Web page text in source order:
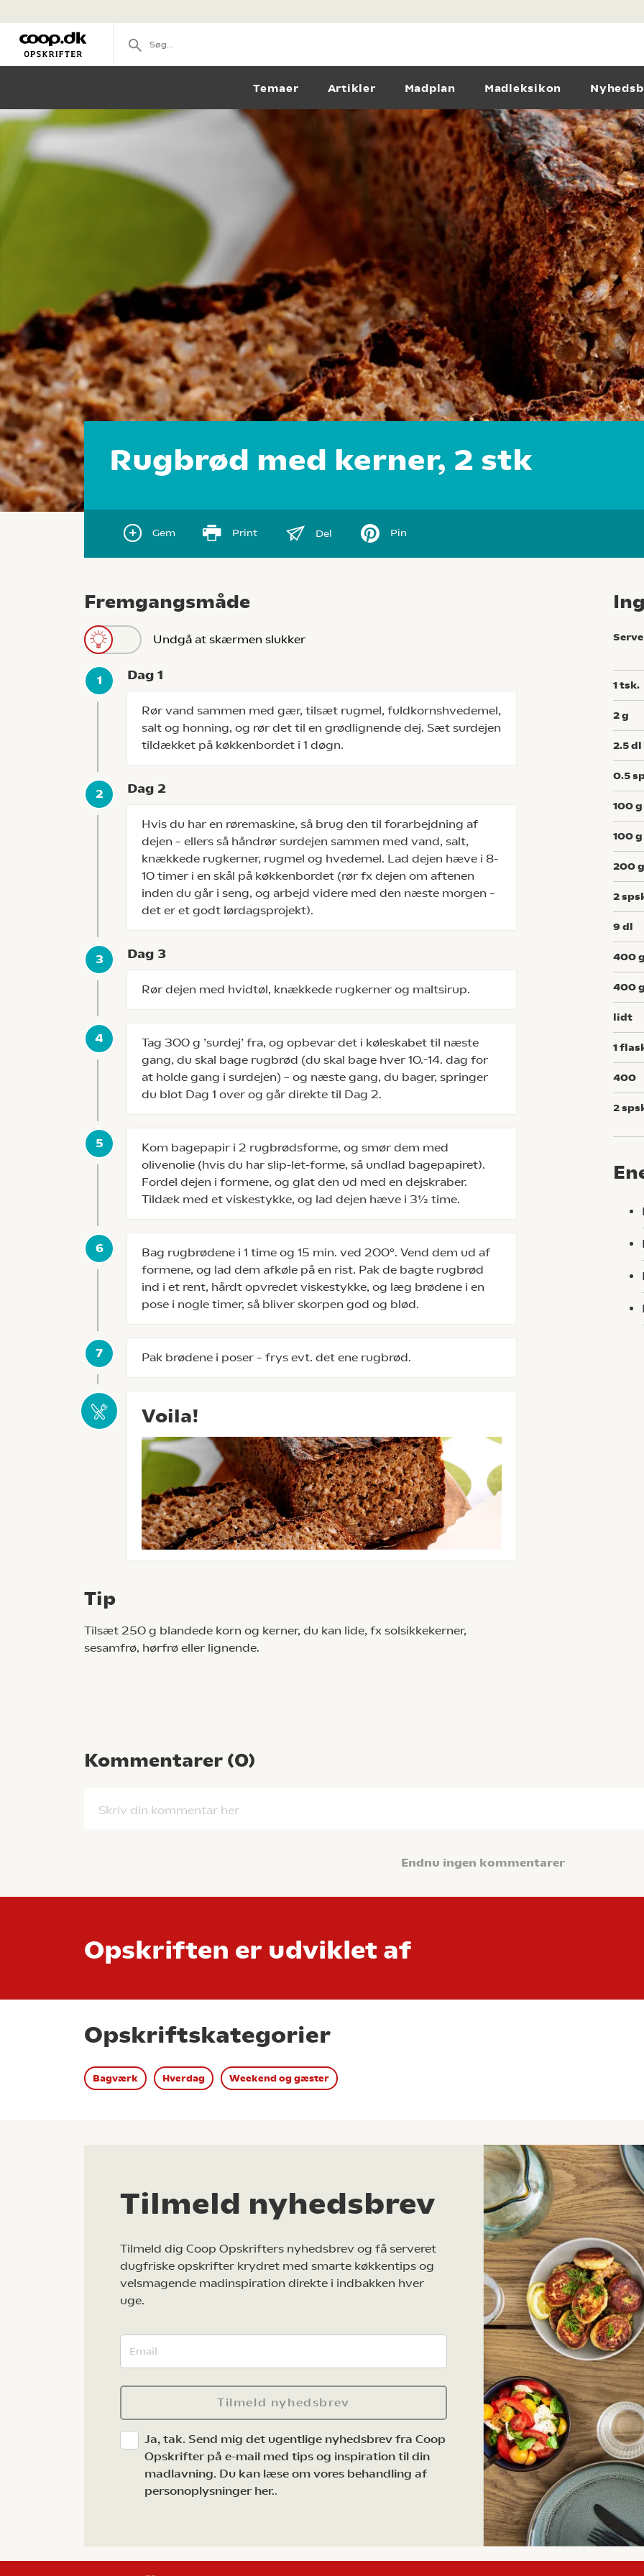
Temaer Artikler Madplan Madleksikon
Rugbrød med kerner, 2 stk
Gem Print Del Pin
Fremgangsmåde
Undgå at skærmen slukker
Dag 1
Rør vand sammen med gær, tilsæt rugmel, fuldkornshvedemel,
salt og honning, og rør det til en grødlignende dej. Sæt surdejen
tildækket på køkkenbordet i 1 døgn.
Dag 2
Hvis du har en røremaskine, så brug den til forarbejdning af
dejen – ellers så håndrør surdejen sammen med vand, salt,
knækkede rugkerner, rugmel og hvedemel. Lad dejen hæve i 8-
10 timer i en skål på køkkenbordet (rør fx dejen om aftenen
inden du går i seng, og arbejd videre med den næste morgen –
det er et godt lørdagsprojekt).
Dag 3
Rør dejen med hvidtøl, knækkede rugkerner og maltsirup.
Tag 300 g ’surdej’ fra, og opbevar det i køleskabet til næste
gang, du skal bage rugbrød (du skal bage hver 10.-14. dag for
at holde gang i surdejen) – og næste gang, du bager, springer
du blot Dag 1 over og går direkte til Dag 2.
Kom bagepapir i 2 rugbrødsforme, og smør dem med
olivenolie (hvis du har slip-let-forme, så undlad bagepapiret).
Fordel dejen i formene, og glat den ud med en dejskraber.
Tildæk med et viskestykke, og lad dejen hæve i 3½ time.
Bag rugbrødene i 1 time og 15 min. ved 200°. Vend dem ud af
formene, og lad dem afkøle på en rist. Pak de bagte rugbrød
ind i et rent, hårdt opvredet viskestykke, og læg brødene i en
pose i nogle timer, så bliver skorpen god og blød.
Pak brødene i poser – frys evt. det ene rugbrød.
Voila!
Tip
Tilsæt 250 g blandede korn og kerner, du kan lide, fx solsikkekerner,
sesamfrø, hørfrø eller lignende.
1tsk.
2g
2.5dl
0.5
100g
100g
200g
2
9 dl
400g
400g
lidt
1
400
2
Kommentarer (0)
Skriv din kommentar her
Endnu ingen kommentarer
Opskriften er udviklet af
Opskriftskategorier
Bagværk Hverdag Weekend og gæster
Tilmeld nyhedsbrev
Tilmeld dig Coop Opskrifters nyhedsbrev og få serveret
dugfriske opskrifter krydret med smarte køkkentips og
velsmagende madinspiration direkte i indbakken hver
uge.
Tilmeld nyhedsbrev
Ja, tak. Send mig det ugentlige nyhedsbrev fra Coop
Opskrifter på e-mail med tips og inspiration til din
madlavning. Du kan læse om vores behandling af
personoplysninger her..